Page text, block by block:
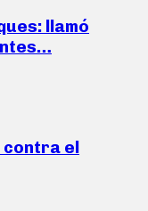
llamó
contra el